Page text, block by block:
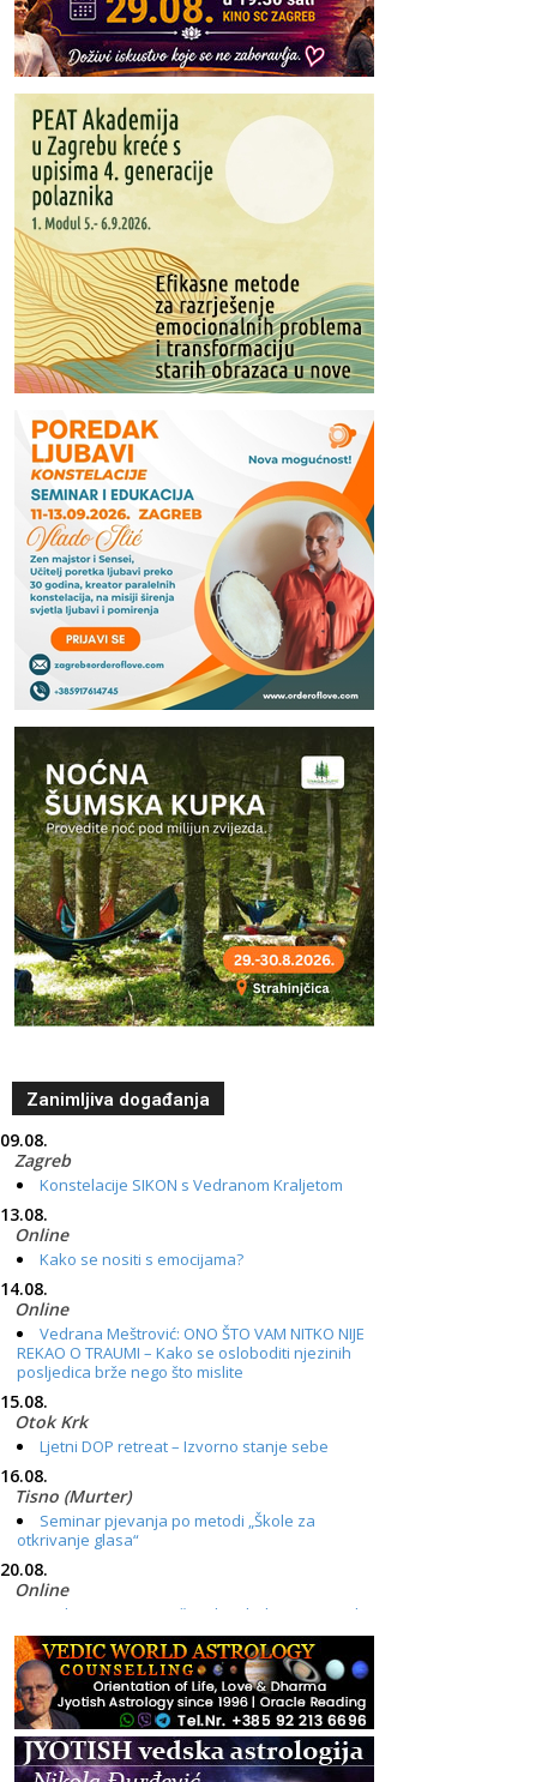
Zanimljiva događanja
09.08.
Zagreb
Konstelacije SIKON s Vedranom Kraljetom
13.08.
Online
Kako se nositi s emocijama?
14.08.
Online
Vedrana Meštrović: ONO ŠTO VAM NITKO NIJE
REKAO O TRAUMI – Kako se osloboditi njezinih
posljedica brže nego što mislite
15.08.
Otok Krk
Ljetni DOP retreat – Izvorno stanje sebe
16.08.
Tisno (Murter)
Seminar pjevanja po metodi „Škole za
otkrivanje glasa“
20.08.
Online
Radionica: Pomagači iz drugih dimenzija Online
– otvoreno za sve
21.08.
Zagreb+Online
Osnovni ThetaHealing® tečaj, Zagreb i Online
22.08.
Pula